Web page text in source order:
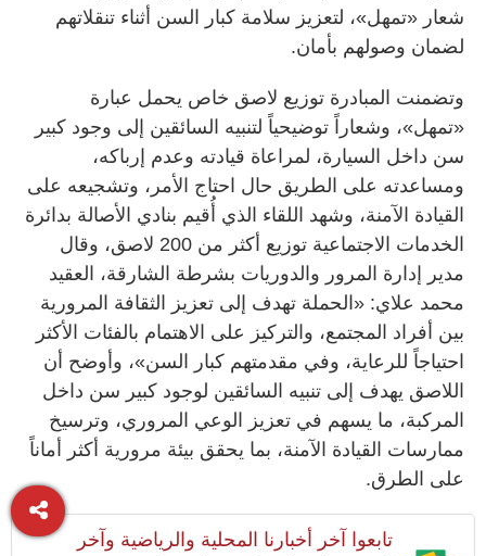
شعار «تمهل»، لتعزيز سلامة كبار السن أثناء تنقلاتهم
لضمان وصولهم بأمان.
وتضمنت المبادرة توزيع لاصق خاص يحمل عبارة
«تمهل»، وشعاراً توضيحياً لتنبيه السائقين إلى وجود كبير
سن داخل السيارة، لمراعاة قيادته وعدم إرباكه،
ومساعدته على الطريق حال احتاج الأمر، وتشجيعه على
القيادة الآمنة، وشهد اللقاء الذي أُقيم بنادي الأصالة بدائرة
الخدمات الاجتماعية توزيع أكثر من 200 لاصق، وقال
مدير إدارة المرور والدوريات بشرطة الشارقة، العقيد
محمد علاي: «الحملة تهدف إلى تعزيز الثقافة المرورية
بين أفراد المجتمع، والتركيز على الاهتمام بالفئات الأكثر
احتياجاً للرعاية، وفي مقدمتهم كبار السن»، وأوضح أن
اللاصق يهدف إلى تنبيه السائقين لوجود كبير سن داخل
المركبة، ما يسهم في تعزيز الوعي المروري، وترسيخ
ممارسات القيادة الآمنة، بما يحقق بيئة مرورية أكثر أماناً
على الطرق.
تابعوا آخر أخبارنا المحلية والرياضية وآخر